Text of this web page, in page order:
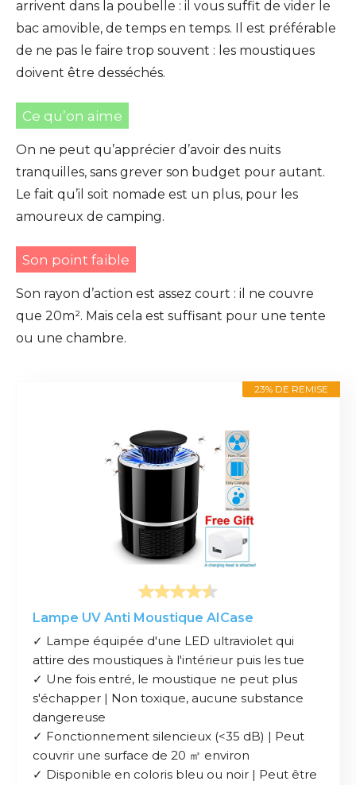
arrivent dans la poubelle : il vous suffit de vider le
bac amovible, de temps en temps. Il est préférable
de ne pas le faire trop souvent : les moustiques
doivent être desséchés.
Ce qu’on aime
On ne peut qu’apprécier d’avoir des nuits
tranquilles, sans grever son budget pour autant.
Le fait qu’il soit nomade est un plus, pour les
amoureux de camping.
Son point faible
Son rayon d’action est assez court : il ne couvre
que 20m². Mais cela est suffisant pour une tente
ou une chambre.
23% DE REMISE
Lampe UV Anti Moustique AICase
✓ Lampe équipée d'une LED ultraviolet qui
attire des moustiques à l'intérieur puis les tue
✓ Une fois entré, le moustique ne peut plus
s'échapper | Non toxique, aucune substance
dangereuse
✓ Fonctionnement silencieux (<35 dB) | Peut
couvrir une surface de 20 ㎡ environ
✓ Disponible en coloris bleu ou noir | Peut être